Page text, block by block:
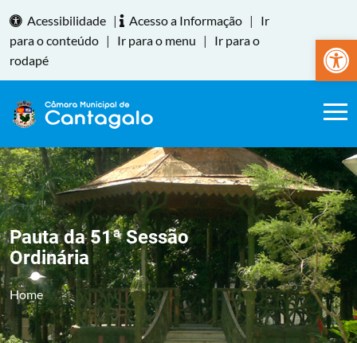
Abrir
Acessibilidade | Acesso a Informação |
Ir
para o conteúdo | Ir para o menu |
Ir para o
rodapé
Pauta da 51ª Sessão
Ordinária
Home